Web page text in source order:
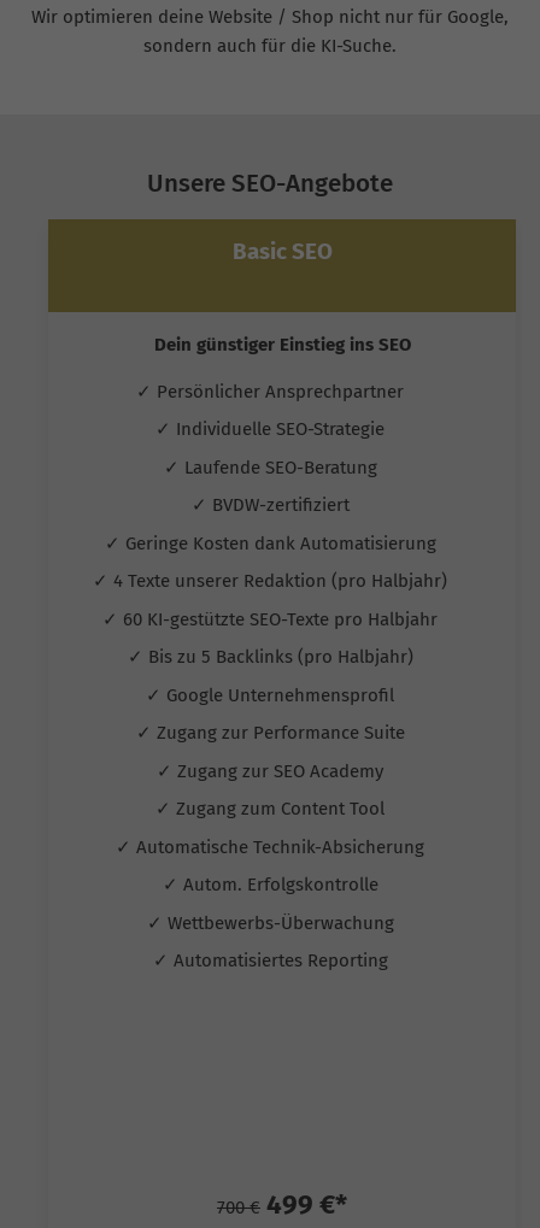
Wir optimieren deine Website / Shop nicht nur für Google,
sondern auch für die KI-Suche.
Unsere SEO-Angebote
Basic SEO
Dein günstiger Einstieg ins SEO
✓ Persönlicher Ansprechpartner
✓ Individuelle SEO-Strategie
✓ Laufende SEO-Beratung
✓ BVDW-zertifiziert
✓ Geringe Kosten dank Automatisierung
✓ 4 Texte unserer Redaktion (pro Halbjahr)
✓ 60 KI-gestützte SEO-Texte pro Halbjahr
✓ Bis zu 5 Backlinks (pro Halbjahr)
✓ Google Unternehmensprofil
✓ Zugang zur Performance Suite
✓ Zugang zur SEO Academy
✓ Zugang zum Content Tool
✓ Automatische Technik-Absicherung
✓ Autom. Erfolgskontrolle
✓ Wettbewerbs-Überwachung
✓ Automatisiertes Reporting
700 € 499 €*